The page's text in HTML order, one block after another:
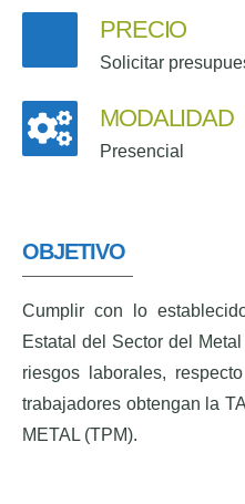
PRECIO
Solicitar
MODALIDAD
Presencial
OBJETIVO
Cumplir con lo
Estatal del Sector del
riesgos laborales,
trabajadores obtengan la
METAL (TPM).